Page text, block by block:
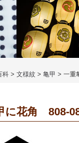
科 > 文様紋 > 亀甲 > 一重
に花角 808-